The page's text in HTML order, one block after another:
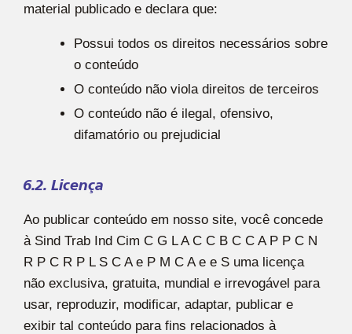
material publicado e declara que:
Possui todos os direitos necessários sobre
o conteúdo
O conteúdo não viola direitos de terceiros
O conteúdo não é ilegal, ofensivo,
difamatório ou prejudicial
6.2. Licença
Ao publicar conteúdo em nosso site, você concede
à Sind Trab Ind Cim C G L A C C B C C A P P C N
R P C R P L S C A e P M C A e e S uma licença
não exclusiva, gratuita, mundial e irrevogável para
usar, reproduzir, modificar, adaptar, publicar e
exibir tal conteúdo para fins relacionados à